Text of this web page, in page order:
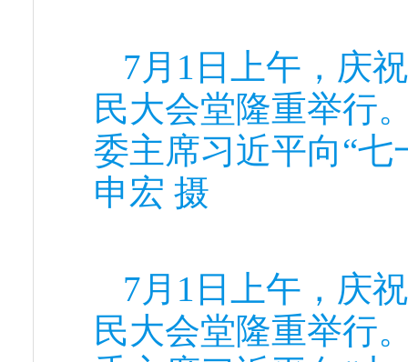
7月1日上午，庆
民大会堂隆重举行
委主席习近平向“
申宏 摄
7月1日上午，庆
民大会堂隆重举行